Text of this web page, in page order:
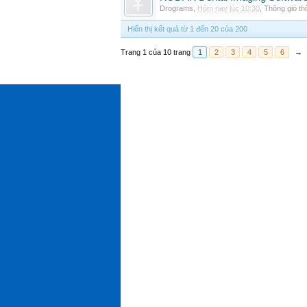
Drograms Hôm nay lúc 10:30 Thông gió
Hiển thị kết quả từ 1 đến 20 của 200
Trang 1 của 10 trang 1 2 3 4 5 6 →